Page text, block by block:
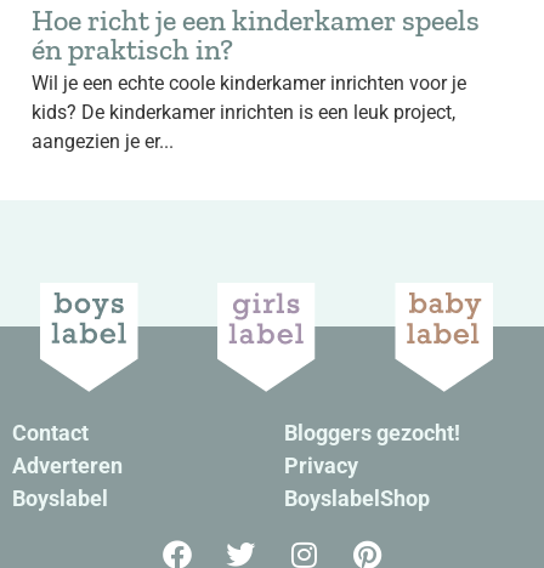
Hoe richt je een kinderkamer speels
én praktisch in?
Wil je een echte coole kinderkamer inrichten voor je
kids? De kinderkamer inrichten is een leuk project,
aangezien je er...
Contact
Adverteren
Boyslabel
Bloggers gezocht!
Privacy
BoyslabelShop